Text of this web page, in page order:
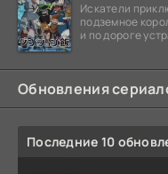
Искатели
подземное
и по дороге
Обновления
Последние 10